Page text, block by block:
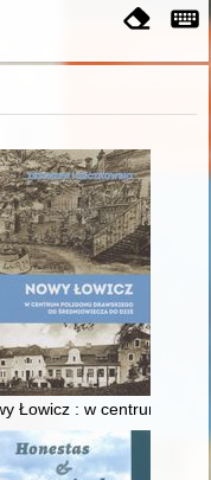
finansowy i
Łowicz : w centrum